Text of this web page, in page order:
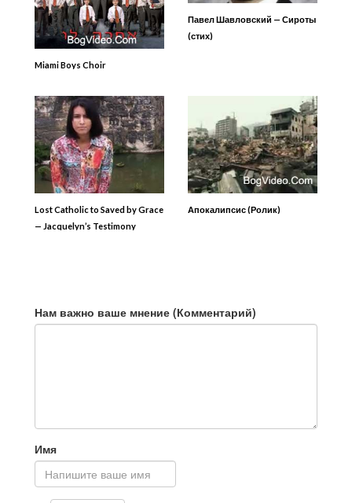
Miami Boys Choir
Павел Шавловский — Сироты
(стих)
Lost Catholic to Saved by Grace
— Jacquelyn’s Testimony
Апокалипсис (Ролик)
Нам важно ваше мнение (Комментарий)
Имя